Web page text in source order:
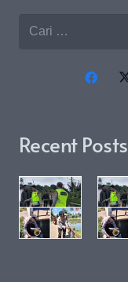
Recent Posts
Cari